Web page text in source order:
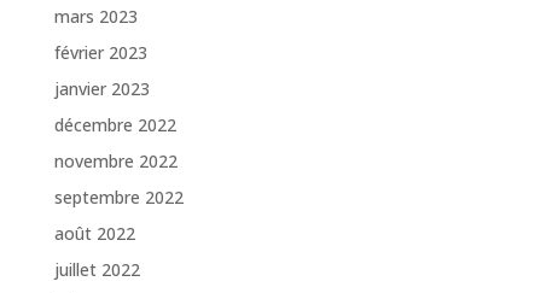
mars 2023
février 2023
janvier 2023
décembre 2022
novembre 2022
septembre 2022
août 2022
juillet 2022